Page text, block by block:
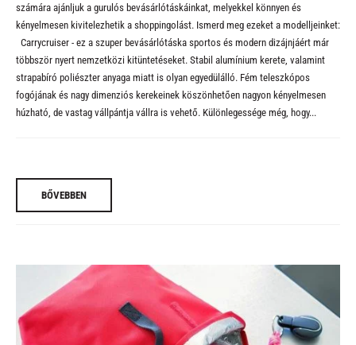
számára ajánljuk a gurulós bevásárlótáskáinkat, melyekkel könnyen és
kényelmesen kivitelezhetik a shoppingolást. Ismerd meg ezeket a modelljeinket:
Carrycruiser - ez a szuper bevásárlótáska sportos és modern dizájnjáért már
többször nyert nemzetközi kitüntetéseket. Stabil alumínium kerete, valamint
strapabíró poliészter anyaga miatt is olyan egyedülálló. Fém teleszkópos
fogójának és nagy dimenziós kerekeinek köszönhetően nagyon kényelmesen
húzható, de vastag vállpántja vállra is vehető. Különlegessége még, hogy...
BŐVEBBEN